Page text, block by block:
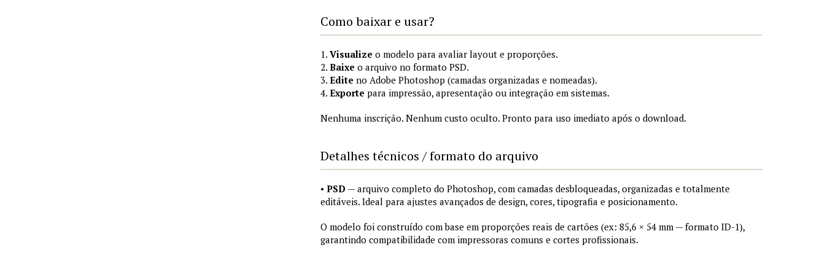
Como baixar e usar?
1. Visualize o modelo para avaliar layout e proporções.
2. Baixe o arquivo no formato PSD.
3. Edite no Adobe Photoshop (camadas organizadas e nomeadas).
4. Exporte para impressão, apresentação ou integração em sistemas.
Nenhuma inscrição. Nenhum custo oculto. Pronto para uso imediato após o download.
Detalhes técnicos / formato do arquivo
• PSD — arquivo completo do Photoshop, com camadas desbloqueadas, organizadas e totalmente
editáveis. Ideal para ajustes avançados de design, cores, tipografia e posicionamento.
O modelo foi construído com base em proporções reais de cartões (ex: 85,6 × 54 mm — formato ID-1),
garantindo compatibilidade com impressoras comuns e cortes profissionais.